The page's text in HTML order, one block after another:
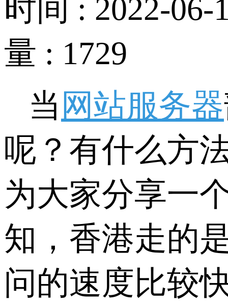
时间 : 2022-06-
量 : 1729
当 网站服务器
呢？有什么方
为大家分享一
知，香港走的
问的速度比较